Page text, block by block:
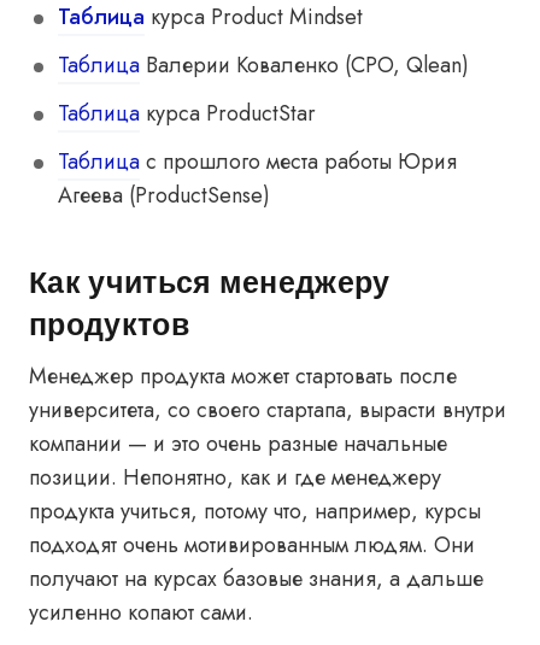
Таблица курса Product Mindset
Таблица Валерии Коваленко (CPO, Qlean)
Таблица курса ProductStar
Таблицас прошлого места работы Юрия
Агеева (ProductSense)
Как учиться менеджеру
продуктов
Менеджер продукта может стартовать после
университета, со своего стартапа, вырасти внутри
компании — и это очень разные начальные
позиции. Непонятно, как и где менеджеру
продукта учиться, потому что, например, курсы
подходят очень мотивированным людям. Они
получают на курсах базовые знания, а дальше
усиленно копают сами.